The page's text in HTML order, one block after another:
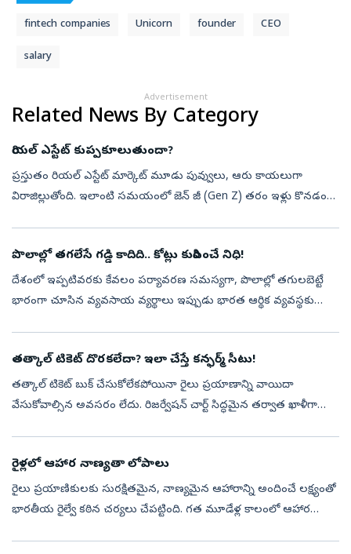
fintech companies Unicorn founder CEO
salary
Advertisement
Related News By Category
రియల్‌ ఎస్టేట్‌ కుప్పకూలుతుందా?
ప్రస్తుతం రియల్ ఎస్టేట్ మార్కెట్ మూడు పువ్వులు, ఆరు కాయలుగా
విరాజిల్లుతోంది. ఇలాంటి సమయంలో జెన్ జీ (Gen Z) తరం ఇళ్లు కొనడం
పొలాల్లో తగలేసే గడ్డి కాదిది.. కోట్లు కురిపించే నిధి!
దేశంలో ఇప్పటివరకు కేవలం పర్యావరణ సమస్యగా, పొలాల్లో తగులబెట్టే
భారంగా చూసిన వ్యవసాయ వ్యర్థాలు ఇప్పుడు భారత ఆర్థిక వ్యవస్థకు
తత్కాల్ టికెట్ దొరకలేదా? ఇలా చేస్తే కన్ఫర్మ్‌ సీటు!
తత్కాల్‌ టికెట్‌ బుక్‌ చేసుకోలేకపోయినా రైలు ప్రయాణాన్ని వాయిదా
వేసుకోవాల్సిన అవసరం లేదు. రిజర్వేషన్‌ చార్ట్‌ సిద్ధమైన తర్వాత ఖాళీగా
రైళ్లలో ఆహార నాణ్యతా లోపాలు
రైలు ప్రయాణికులకు సురక్షితమైన, నాణ్యమైన ఆహారాన్ని అందించే లక్ష్యంతో
భారతీయ రైల్వే కఠిన చర్యలు చేపట్టింది. గత మూడేళ్ల కాలంలో ఆహార